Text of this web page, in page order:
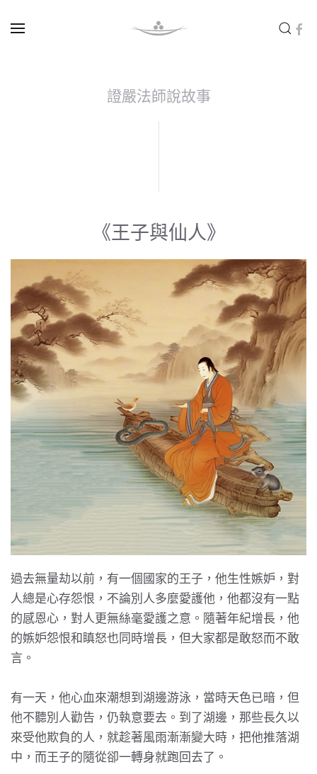
證嚴法師說故事
《王子與仙人》
過去無量劫以前，有一個國家的王子，他生性嫉妒，對
人總是心存怨恨，不論別人多麼愛護他，他都沒有一點
的感恩心，對人更無絲毫愛護之意。隨著年紀增長，他
的嫉妒怨恨和瞋怒也同時增長，但大家都是敢怒而不敢
言。
有一天，他心血來潮想到湖邊游泳，當時天色已暗，但
他不聽別人勸告，仍執意要去。到了湖邊，那些長久以
來受他欺負的人，就趁著風雨漸漸變大時，把他推落湖
中，而王子的隨從卻一轉身就跑回去了。